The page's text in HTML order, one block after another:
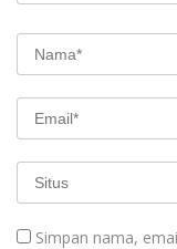
Simpan nama,